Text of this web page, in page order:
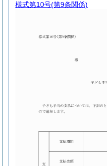
様式第10号(第9条関係)